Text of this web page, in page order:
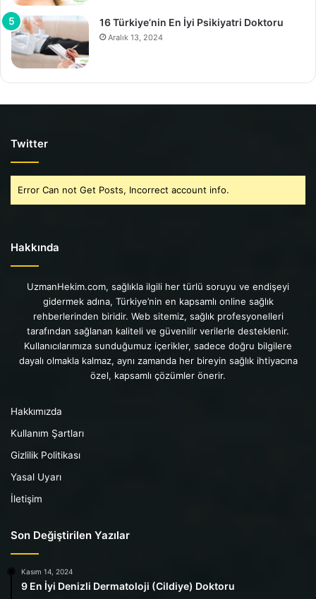
16 Türkiye’nin En İyi Psikiyatri Doktoru
Aralık 13, 2024
Twitter
Error Can not Get Posts, Incorrect account info.
Hakkında
UzmanHekim.com, sağlıkla ilgili her türlü soruyu ve endişeyi
gidermek adına, Türkiye’nin en kapsamlı online sağlık
rehberlerinden biridir. Web sitemiz, sağlık profesyonelleri
tarafından sağlanan kaliteli ve güvenilir verilerle desteklenir.
Kullanıcılarımıza sunduğumuz içerikler, sadece doğru bilgilere
dayalı olmakla kalmaz, aynı zamanda her bireyin sağlık ihtiyacına
özel, kapsamlı çözümler önerir.
Hakkımızda
Kullanım Şartları
Gizlilik Politikası
Yasal Uyarı
İletişim
Son Değiştirilen Yazılar
Kasım 14, 2024
9 En İyi Denizli Dermatoloji (Cildiye) Doktoru